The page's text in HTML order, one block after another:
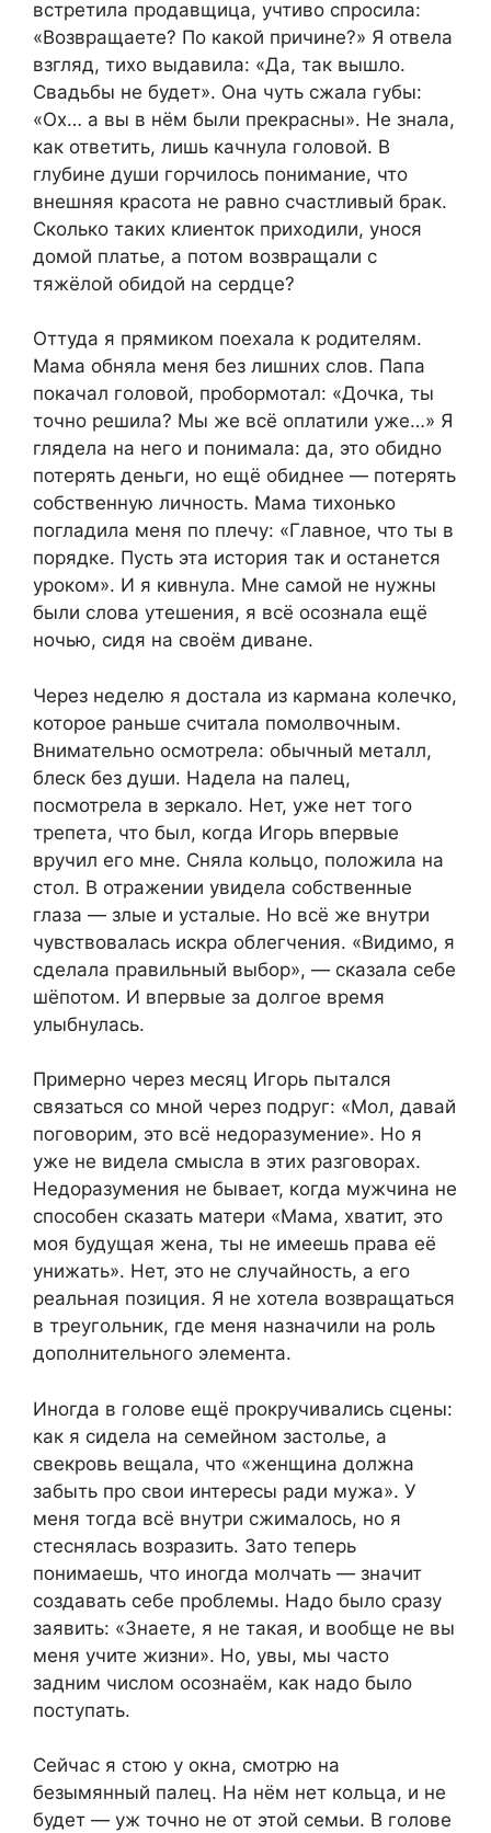
встретила продавщица, учтиво спросила:
«Возвращаете? По какой причине?» Я отвела
взгляд, тихо выдавила: «Да, так вышло.
Свадьбы не будет». Она чуть сжала губы:
«Ох… а вы в нём были прекрасны». Не знала,
как ответить, лишь качнула головой. В
глубине души горчилось понимание, что
внешняя красота не равно счастливый брак.
Сколько таких клиенток приходили, унося
домой платье, а потом возвращали с
тяжёлой обидой на сердце?
Оттуда я прямиком поехала к родителям.
Мама обняла меня без лишних слов. Папа
покачал головой, пробормотал: «Дочка, ты
точно решила? Мы же всё оплатили уже…» Я
глядела на него и понимала: да, это обидно
потерять деньги, но ещё обиднее — потерять
собственную личность. Мама тихонько
погладила меня по плечу: «Главное, что ты в
порядке. Пусть эта история так и останется
уроком». И я кивнула. Мне самой не нужны
были слова утешения, я всё осознала ещё
ночью, сидя на своём диване.
Через неделю я достала из кармана колечко,
которое раньше считала помолвочным.
Внимательно осмотрела: обычный металл,
блеск без души. Надела на палец,
посмотрела в зеркало. Нет, уже нет того
трепета, что был, когда Игорь впервые
вручил его мне. Сняла кольцо, положила на
стол. В отражении увидела собственные
глаза — злые и усталые. Но всё же внутри
чувствовалась искра облегчения. «Видимо, я
сделала правильный выбор», — сказала себе
шёпотом. И впервые за долгое время
улыбнулась.
Примерно через месяц Игорь пытался
связаться со мной через подруг: «Мол, давай
поговорим, это всё недоразумение». Но я
уже не видела смысла в этих разговорах.
Недоразумения не бывает, когда мужчина не
способен сказать матери «Мама, хватит, это
моя будущая жена, ты не имеешь права её
унижать». Нет, это не случайность, а его
реальная позиция. Я не хотела возвращаться
в треугольник, где меня назначили на роль
дополнительного элемента.
Иногда в голове ещё прокручивались сцены:
как я сидела на семейном застолье, а
свекровь вещала, что «женщина должна
забыть про свои интересы ради мужа». У
меня тогда всё внутри сжималось, но я
стеснялась возразить. Зато теперь
понимаешь, что иногда молчать — значит
создавать себе проблемы. Надо было сразу
заявить: «Знаете, я не такая, и вообще не вы
меня учите жизни». Но, увы, мы часто
задним числом осознаём, как надо было
поступать.
Сейчас я стою у окна, смотрю на
безымянный палец. На нём нет кольца, и не
будет — уж точно не от этой семьи. В голове